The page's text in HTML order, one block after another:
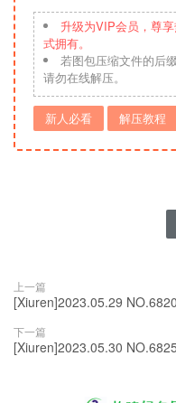
升级为VIP会员，尊
式拥有。
若图包压缩文件的后
请勿在线解压。
新人必看 解压教程
上一篇
[Xiuren]2023.05.29
下一篇
[Xiuren]2023.05.30